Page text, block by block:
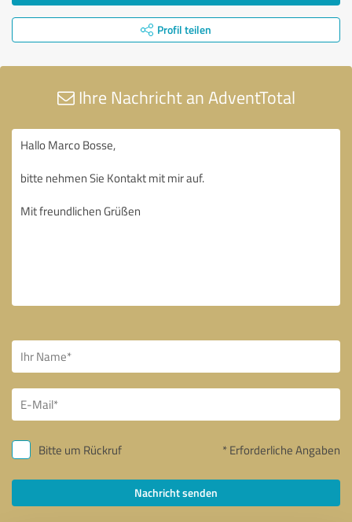
Profil teilen
Ihre Nachricht an AdventTotal
Bitte um Rückruf * Erforderliche Angaben
Nachricht senden